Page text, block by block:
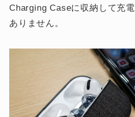
Charging Caseに収納して充
ありません。